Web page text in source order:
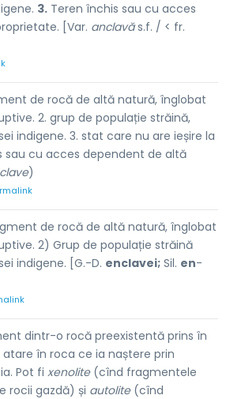
3. Teren închis sau cu acces
[Var. anclavăs.f. / < fr.
de rocă de altă natură, înglobat
2. grup de populație străină,
indigene. 3. stat care nu are ieșire la
sau cu acces dependent de altă
)
de rocă de altă natură, înglobat
2) Grup de populație străină
indigene. [G.-D. enclavei; Sil. en-
dintr-o rocă preexistentă prins în
în roca ce ia naștere prin
Pot fi xenolite(cînd fragmentele
rocii gazdă) și autolite(cînd